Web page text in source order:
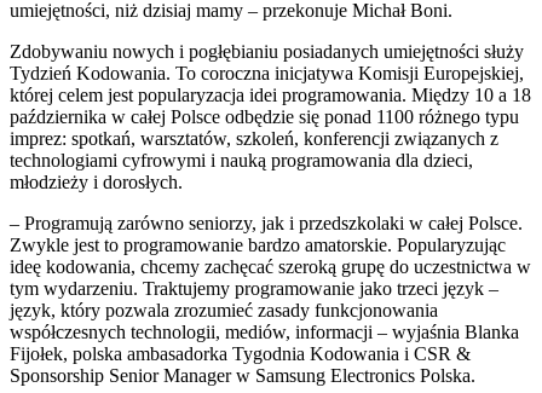
umiejętności, niż dzisiaj mamy – przekonuje Michał Boni.
Zdobywaniu nowych i pogłębianiu posiadanych umiejętności służy
Tydzień Kodowania. To coroczna inicjatywa Komisji Europejskiej,
której celem jest popularyzacja idei programowania. Między 10 a 18
października w całej Polsce odbędzie się ponad 1100 różnego typu
imprez: spotkań, warsztatów, szkoleń, konferencji związanych z
technologiami cyfrowymi i nauką programowania dla dzieci,
młodzieży i dorosłych.
– Programują zarówno seniorzy, jak i przedszkolaki w całej Polsce.
Zwykle jest to programowanie bardzo amatorskie. Popularyzując
ideę kodowania, chcemy zachęcać szeroką grupę do uczestnictwa w
tym wydarzeniu. Traktujemy programowanie jako trzeci język –
język, który pozwala zrozumieć zasady funkcjonowania
współczesnych technologii, mediów, informacji – wyjaśnia Blanka
Fijołek, polska ambasadorka Tygodnia Kodowania i CSR &
Sponsorship Senior Manager w Samsung Electronics Polska.